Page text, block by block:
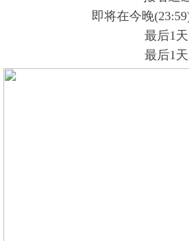
即将在今晚
最后1
最后1